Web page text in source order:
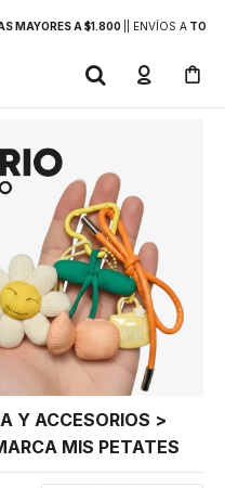
MAYORES A $1.800 | ENVÍOS ATODO
Y ACCESORIOS >
MIS PETATES